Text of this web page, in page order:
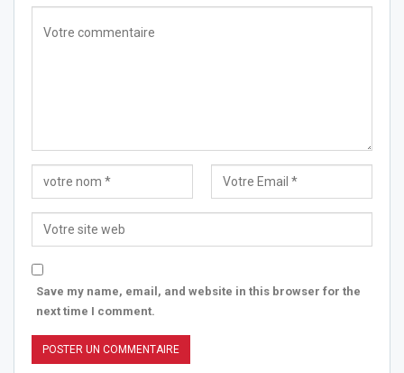
Save my name, email, and website in this browser for the
next time I comment.